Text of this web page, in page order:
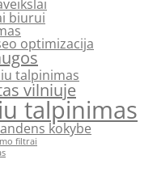
biurui
optimizacija
talpinimas
vilniuje
talpinimas
kokybe
filtrai